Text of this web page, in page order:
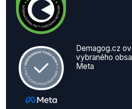
Demagog.cz
vybraného
Meta